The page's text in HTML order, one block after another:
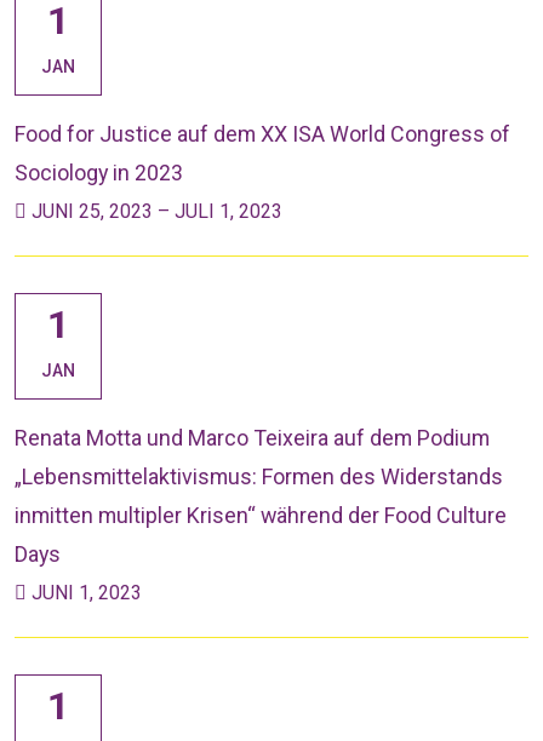
1
JAN
Food for Justice auf dem XX ISA World Congress of
Sociology in 2023
JUNI 25, 2023 – JULI 1, 2023
1
JAN
Renata Motta und Marco Teixeira auf dem Podium
„Lebensmittelaktivismus: Formen des Widerstands
inmitten multipler Krisen“ während der Food Culture
Days
JUNI 1, 2023
1